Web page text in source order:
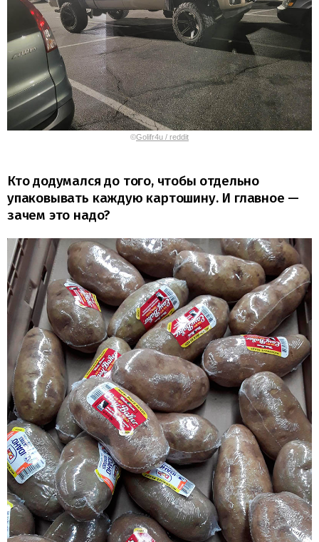
©Golifr4u / reddit
Кто додумался до того, чтобы отдельно
упаковывать каждую картошину. И главное —
зачем это надо?